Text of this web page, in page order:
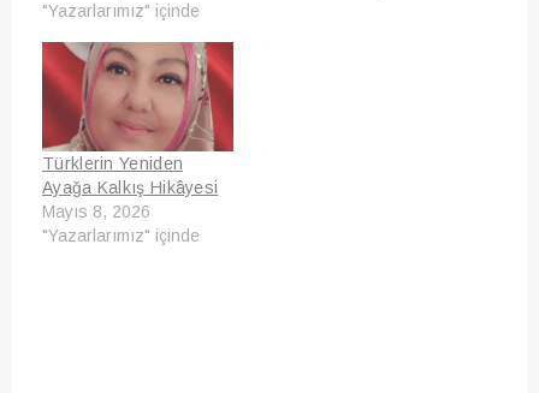
"Yazarlarımız" içinde
Türklerin Yeniden
Ayağa Kalkış Hikâyesi
Mayıs 8, 2026
"Yazarlarımız" içinde